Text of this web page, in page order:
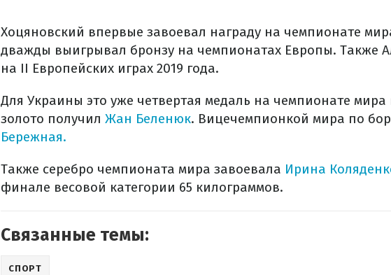
Хоцяновский впервые завоевал награду на чемпионате
дважды выигрывал бронзу на чемпионатах Европы. Также
на II Европейских играх 2019 года.
Для Украины это уже четвертая медаль на чемпионате мира
золото получил Жан Беленюк. Вицечемпионкой мира по
Бережная.
Также серебро чемпионата мира завоевала Ирина
финале весовой категории 65 килограммов.
Связанные темы:
СПОРТ